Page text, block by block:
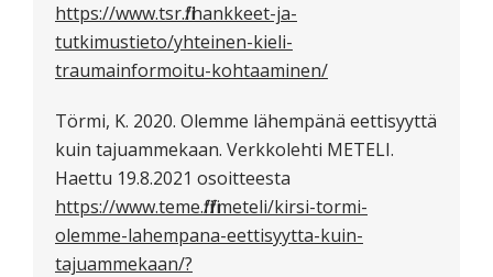
https://www.tsr.fi/hankkeet-ja-
tutkimustieto/yhteinen-kieli-
traumainformoitu-kohtaaminen/
Törmi, K. 2020. Olemme lähempänä eettisyyttä
kuin tajuammekaan. Verkkolehti METELI.
Haettu 19.8.2021 osoitteesta
https://www.teme.fi/fi/meteli/kirsi-tormi-
olemme-lahempana-eettisyytta-kuin-
tajuammekaan/?